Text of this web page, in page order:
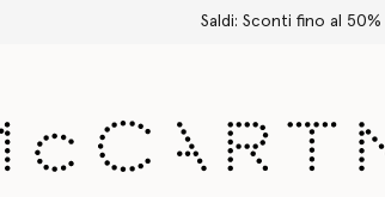
Spedizione Express